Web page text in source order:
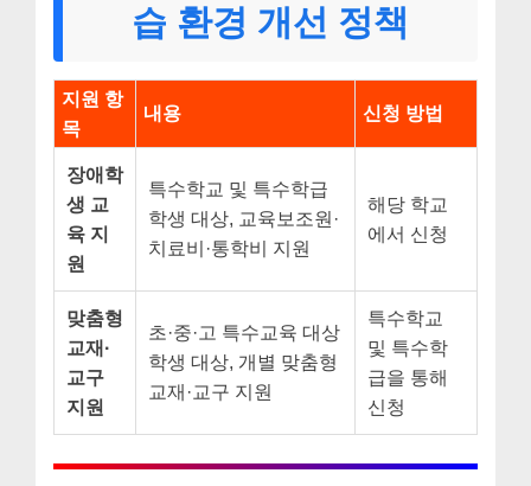
습 환경 개선 정책
지원 항
목
내용 신청 방법
장애학
생 교
육 지
원
특수학교 및 특수학급
학생 대상, 교육보조원·
치료비·통학비 지원
해당 학교
에서 신청
맞춤형
교재·
교구
지원
초·중·고 특수교육 대상
학생 대상, 개별 맞춤형
교재·교구 지원
특수학교
및 특수학
급을 통해
신청